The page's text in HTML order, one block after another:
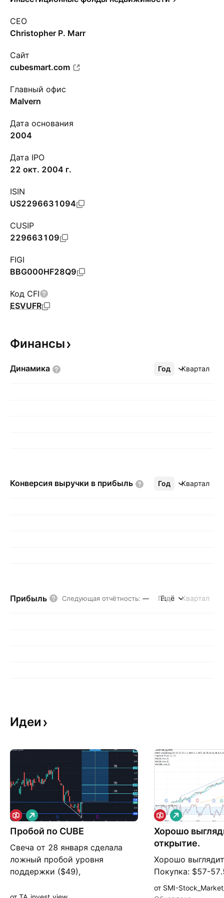
CEO
Christopher P. Marr
Сайт
cubesmart.com
Главный офис
Malvern
Дата основания
2004
Дата IPO
22 окт. 2004 г.
ISIN
US2296631094
CUSIP
229663109
FIGI
BBG000HF28Q9
Код CFI
ESVUFR
Финансы
Динамика Год Квартал
Ещё
Конверсия выручки в прибыль Год Квартал
Ещё
Прибыль Следующая отчётность: — Год Квартал
Ещё
Идеи
Пробой по CUBE
Свеча от 28 января сделала
ложный пробой уровня
поддержки ($49),
покупателем и закрылась под
Д
л
и
н
я
Хорошо
открытие.
Хорошо
Покупка: $57-
$54.15 Первая
$60 Вторая
Д
л
и
н
я
от SMI-